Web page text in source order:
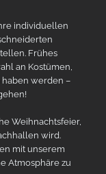
individuellen
Frühes
an Kostümen,
werden –
Weihnachtsfeier,
wird.
mit unserem
Atmosphäre zu